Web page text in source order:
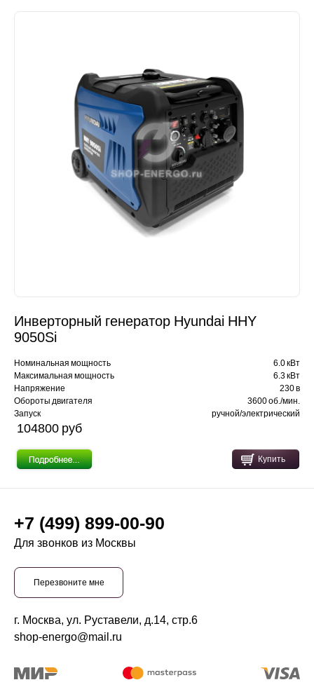
Инверторный генератор Hyundai HHY
9050Si
Номинальная мощность
6.0 кВт
Максимальная мощность
6.3 кВт
Напряжение
230 в
Обороты двигателя
3600 об./мин.
Запуск
ручной/электрический
104800 pуб
Купить
+7 (499) 899-00-90
Для звонков из Москвы
Перезвоните мне
г. Москва, ул. Руставели, д.14, стр.6
shop-energo@mail.ru